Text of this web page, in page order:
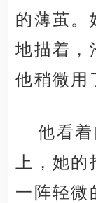
的薄茧。
地描着，
他稍微用
他看
上，她
一阵轻微